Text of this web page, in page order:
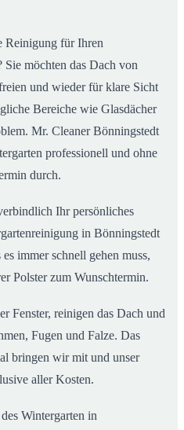
ab
Reinigung für Ihren
möchten das Dach von
und wieder für klare Sicht
Bereiche wie Glasdächer
Mr. Cleaner Bönningstedt
professionell und ohne
durch.
Ihr persönliches
in Bönningstedt
immer schnell gehen muss,
Polster zum Wunschtermin.
Fenster, reinigen das Dach und
Fugen und Falze. Das
bringen wir mit und unser
aller Kosten.
Wintergarten in